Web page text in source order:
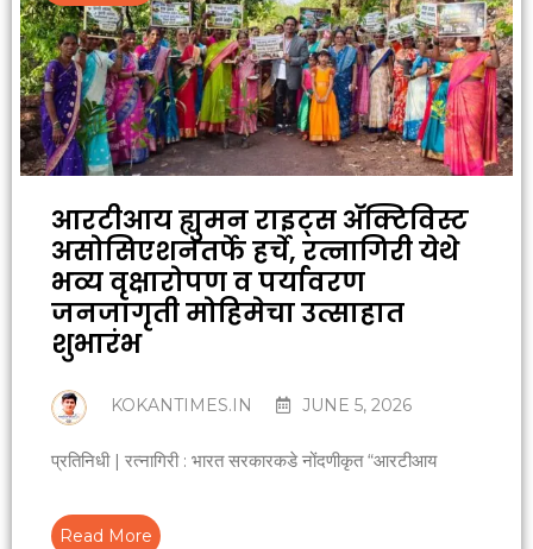
आरटीआय ह्युमन राइट्स अ‍ॅक्टिविस्ट
असोसिएशनतर्फे हर्चे, रत्नागिरी येथे
भव्य वृक्षारोपण व पर्यावरण
जनजागृती मोहिमेचा उत्साहात
शुभारंभ
KOKANTIMES.IN JUNE 5, 2026
प्रतिनिधी | रत्नागिरी : भारत सरकारकडे नोंदणीकृत “आरटीआय
Read More